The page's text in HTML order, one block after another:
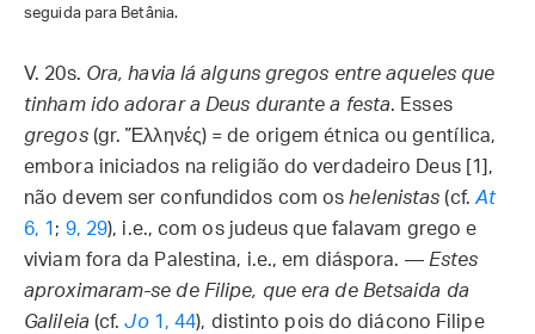
seguida para Betânia.
V. 20s. Ora, havia lá alguns gregos entre aqueles que
tinham ido adorar a Deus durante a festa. Esses
gregos(gr. Ἕλληνές) = de origem étnica ou gentílica,
embora iniciados na religião do verdadeiro Deus [1],
não devem ser confundidos com oshelenistas (cf.At
6, 1 ; 9, 29), i.e., com os judeus que falavam grego e
viviam fora da Palestina, i.e., em diáspora. — Estes
aproximaram-se de Filipe, que era de Betsaida da
Galileia(cf.Jo1, 44), distinto pois do diácono Filipe